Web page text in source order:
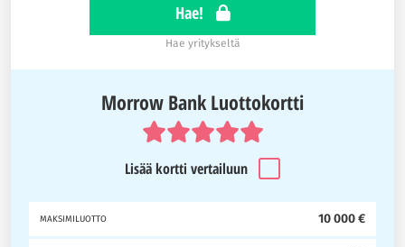
Hae!
Hae yritykseltä
Morrow Bank Luottokortti
Lisää kortti vertailuun
MAKSIMILUOTTO 10 000 €